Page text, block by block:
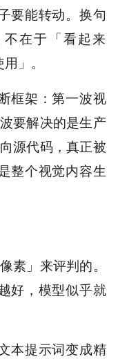
要能转动。换句
在于「看起来
」。
框架：第一波视
要解决的是生产
源代码，真正被
整个视觉内容生
素」来评判的。
好，模型似乎就
本提示词变成精